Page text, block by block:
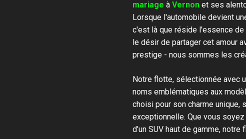
mariage à Vernon et ses
Lorsque l'automobile devient
c'est là que réside l'essence
le désir de partager cet amour
prestige - nous sommes les
Notre flotte, sélectionnée avec
noms emblématiques aux
choisi pour son charme unique,
exceptionnelle. Que vous
d'un SUV haut de gamme,